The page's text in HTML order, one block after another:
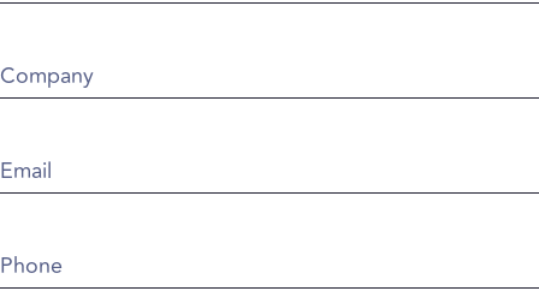
Company
Email
Phone